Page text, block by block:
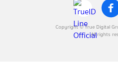
Copyright © True Digital
All rights